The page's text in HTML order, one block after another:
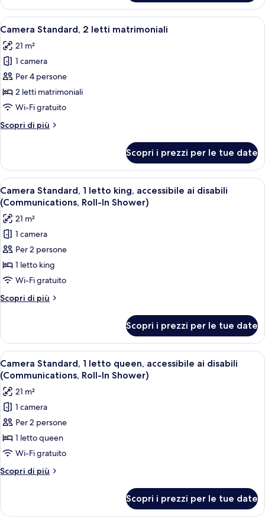
Standard,
letti
Apri
tutte
le
foto
per
Camera
Standard,
letti
6
Camera Standard, 2 letti matrimoniali
21 m²
1 camera
Per 4 persone
2 letti matrimoniali
Wi-Fi gratuito
Scopri di più
Altri
Standard,
letti
matrimoniali
Scopri i prezzi per le tue date
Apri
tutte
le
foto
per
Camera
Standard,
1
letto
king,
ai
disabili
(Communications,
Roll-
In
Shower)
Camera d'albergo con un letto
7
Camera Standard, 1 letto king, accessibile ai disabili
(Communications, Roll-In Shower)
21 m²
1 camera
Per 2 persone
1 letto king
Wi-Fi gratuito
Scopri di più
Altri
Standard,
letto
king,
accessibile
ai
disabili
(Communications,
Roll-
In
Scopri i prezzi per le tue date
Apri
tutte
le
foto
per
Camera
Standard,
1
letto
queen,
ai
Camera d'albergo con un letto
4
Camera Standard, 1 letto queen, accessibile ai disabili
(Communications, Roll-In Shower)
21 m²
1 camera
Per 2 persone
1 letto queen
Wi-Fi gratuito
Scopri di più
Altri
Standard,
Scopri i prezzi per le tue date